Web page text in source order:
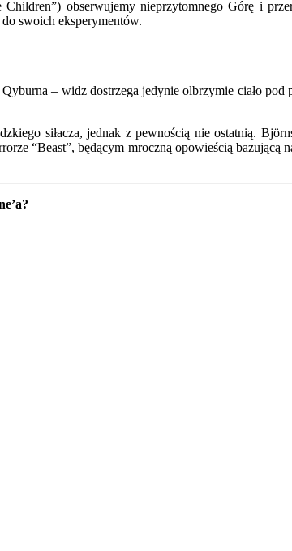
obserwujemy nieprzytomnego Górę i
swoich eksperymentów.
– widz dostrzega jedynie olbrzymie ciało
siłacza, jednak z pewnością nie ostatnią.
“Beast”, będącym mroczną opowieścią